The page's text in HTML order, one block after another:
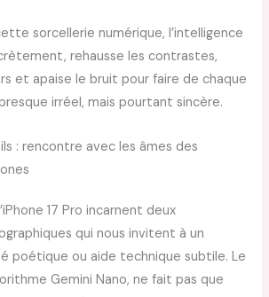
sorcellerie numérique, l’intelligence
rehausse les contrastes,
et apaise le bruit pour faire de chaque
irréel, mais pourtant sincère.
: rencontre avec les âmes des
17 Pro incarnent deux
qui nous invitent à un
poétique ou aide technique subtile. Le
Gemini Nano, ne fait pas que